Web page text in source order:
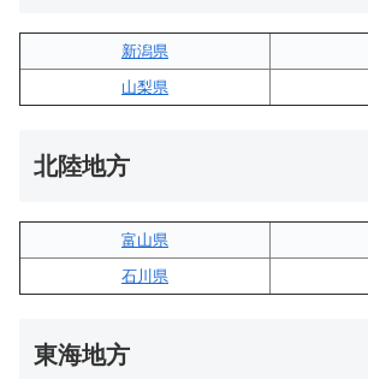
新潟県
山梨県
北陸地方
富山県
石川県
東海地方